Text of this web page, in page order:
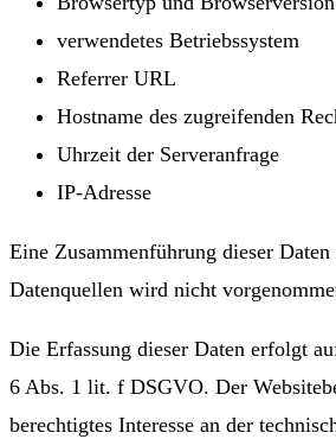
verwendetes Betriebssystem
Referrer URL
Hostname des zugreifenden
Uhrzeit der Serveranfrage
IP-Adresse
Eine Zusammenführung dieser
Datenquellen wird nicht
Die Erfassung dieser Daten erfolgt
6 Abs. 1 lit. f DSGVO. Der
berechtigtes Interesse an der